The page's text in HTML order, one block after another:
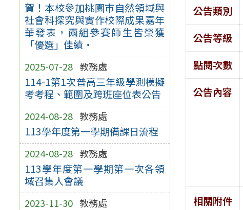
賀！本校參加桃園市自然領域與
社會科探究與實作校際成果嘉年
華發表，兩組參賽師生皆榮獲
「優選」佳績·
2025-07-28 教務處
114-1第1次普高三年級學測模擬
考考程、範圍及跨班座位表公告
2024-08-28 教務處
113學年度第一學期備課日流程
2024-08-28 教務處
113學年度第一學期第一次各領
域召集人會議
2023-11-30 教務處
公告類別
公告等級
點閱次數
公告內容
相關附件